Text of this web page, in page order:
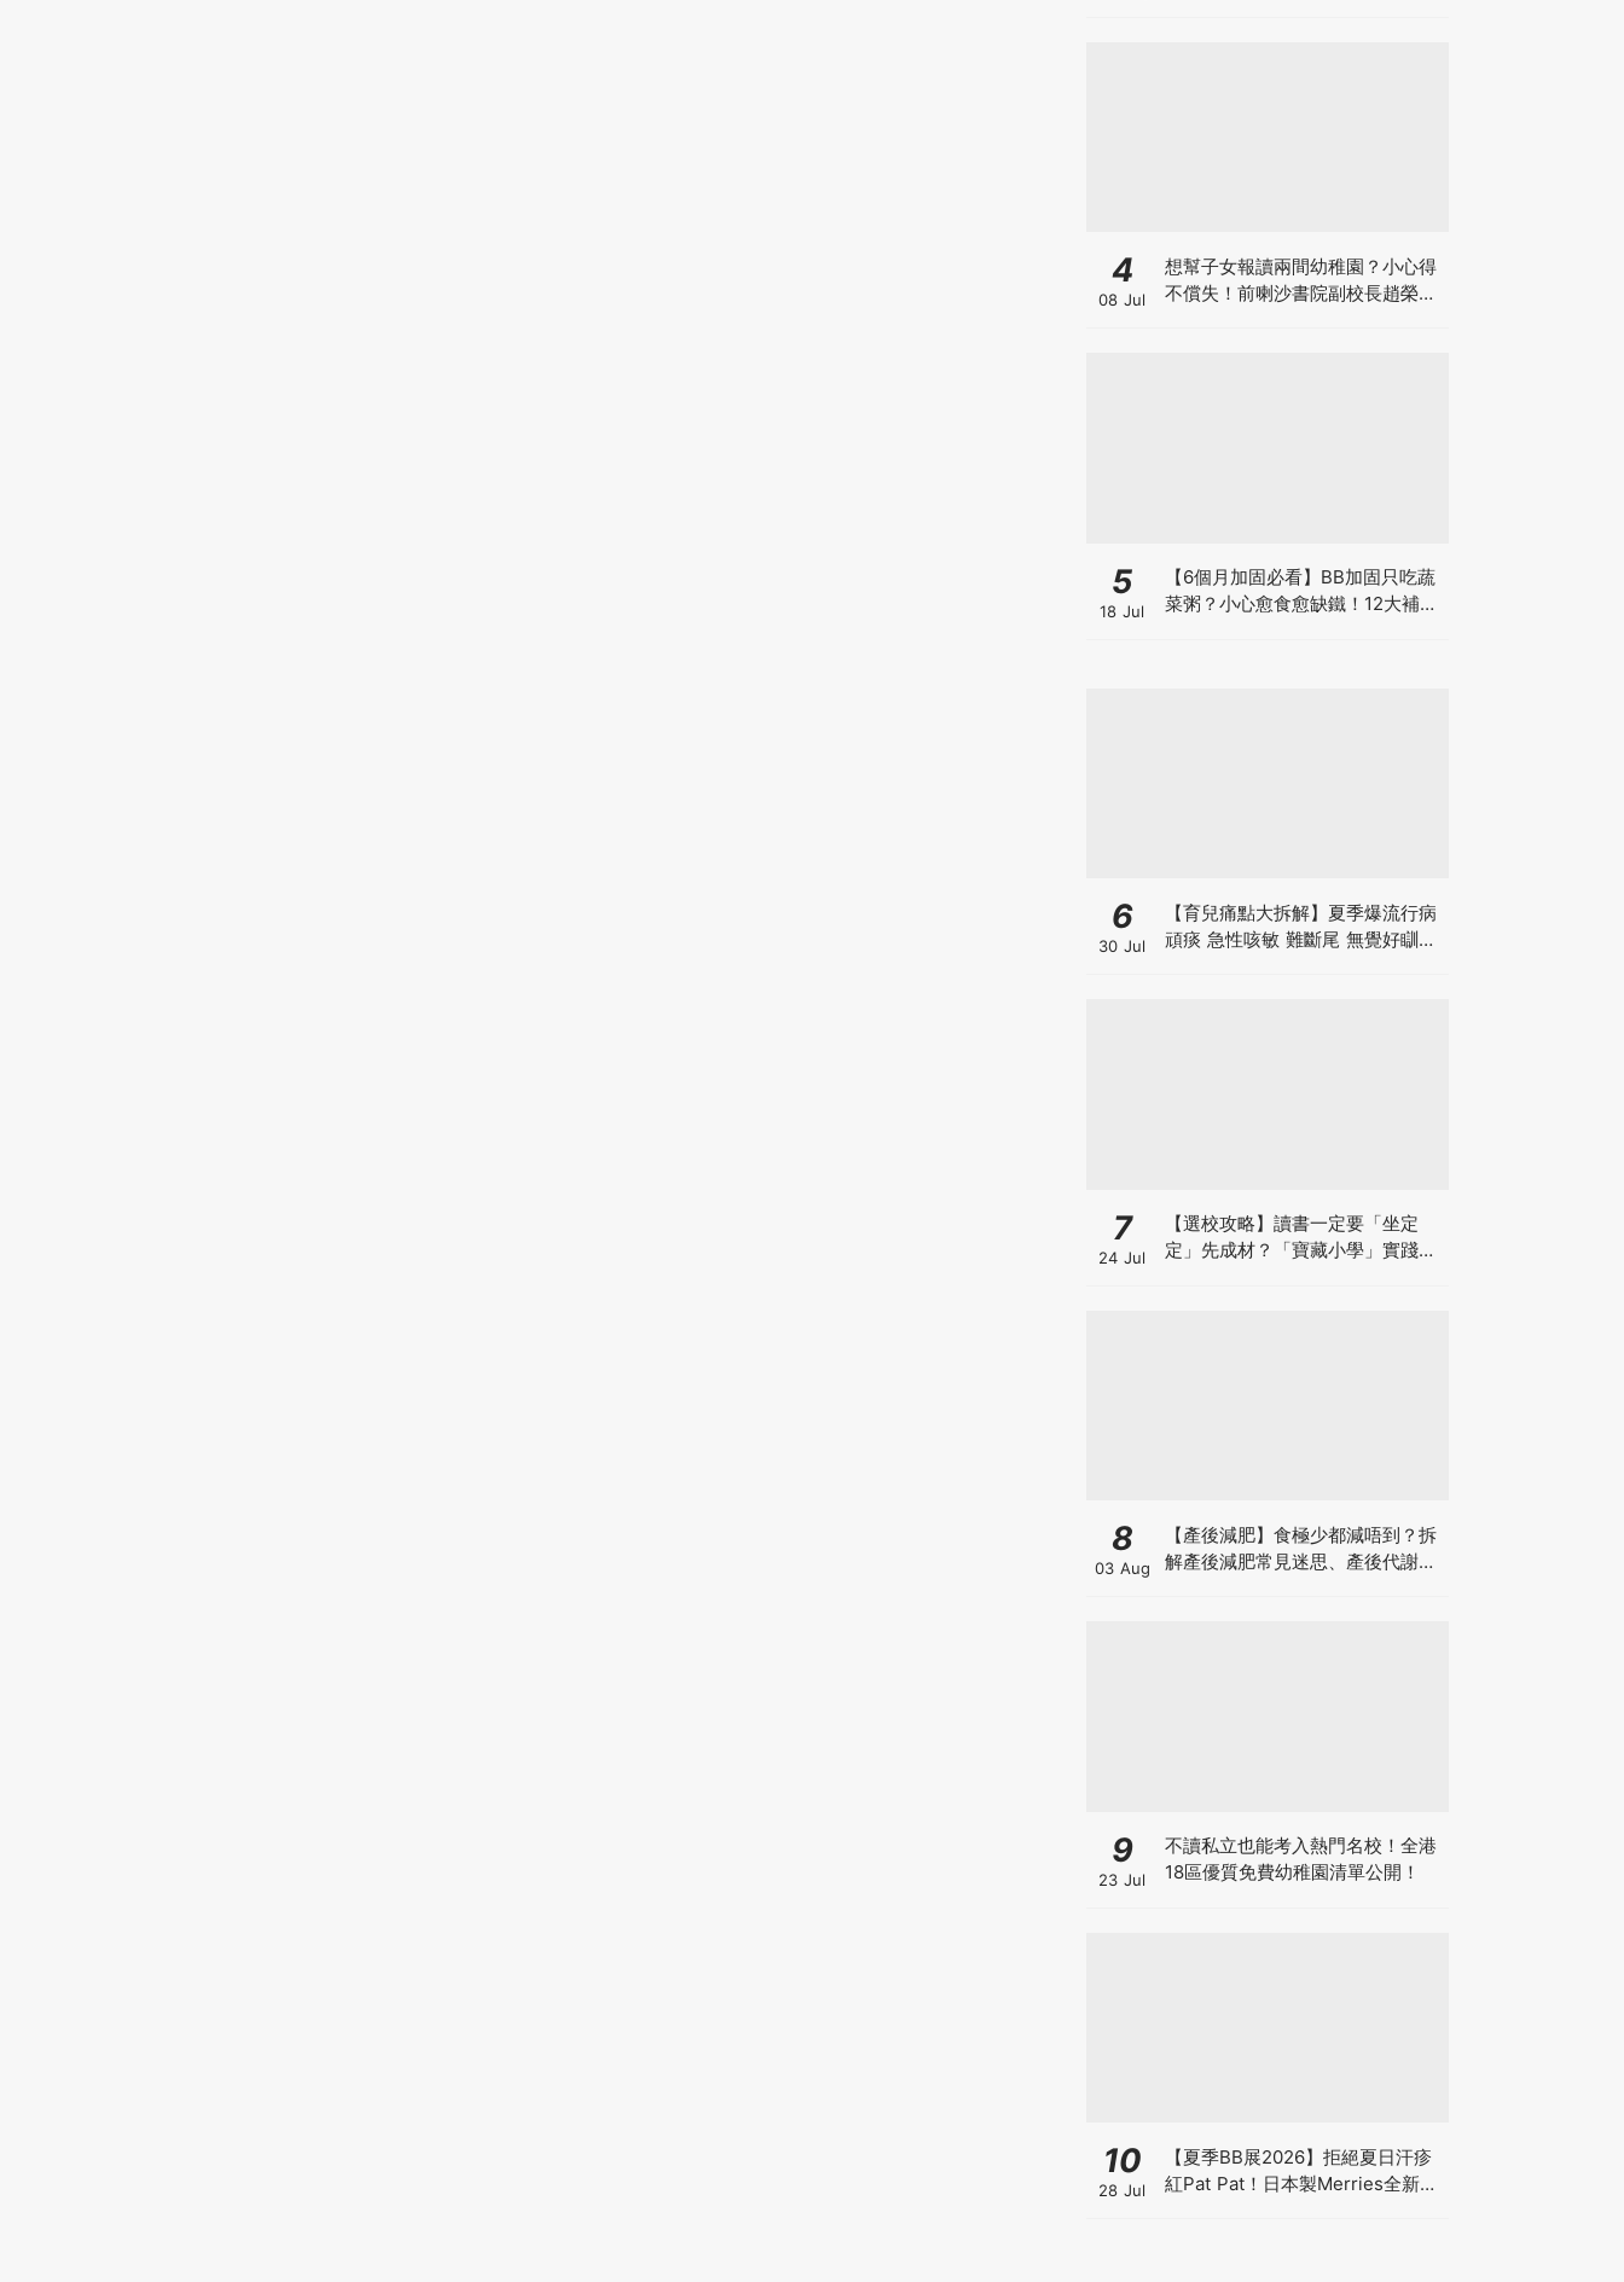
4
08 Jul
想幫子女報讀兩間幼稚園？小心得
不償失！前喇沙書院副校長趙榮
5
18 Jul
【6個月加固必看】BB加固只吃蔬
菜粥？小心愈食愈缺鐵！12大補鐵
6
30 Jul
【育兒痛點大拆解】夏季爆流行病
頑痰 急性咳敏 難斷尾 無覺好瞓？
7
24 Jul
【選校攻略】讀書一定要「坐定
定」先成材？「寶藏小學」實踐動
8
03 Aug
【產後減肥】食極少都減唔到？拆
解產後減肥常見迷思、產後代謝、
9
23 Jul
不讀私立也能考入熱門名校！全港
18區優質免費幼稚園清單公開！
10
28 Jul
【夏季BB展2026】拒絕夏日汗疹
紅Pat Pat！日本製Merries全新超